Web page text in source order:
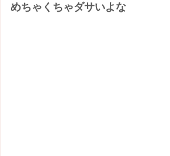
めちゃくちゃダサいよな